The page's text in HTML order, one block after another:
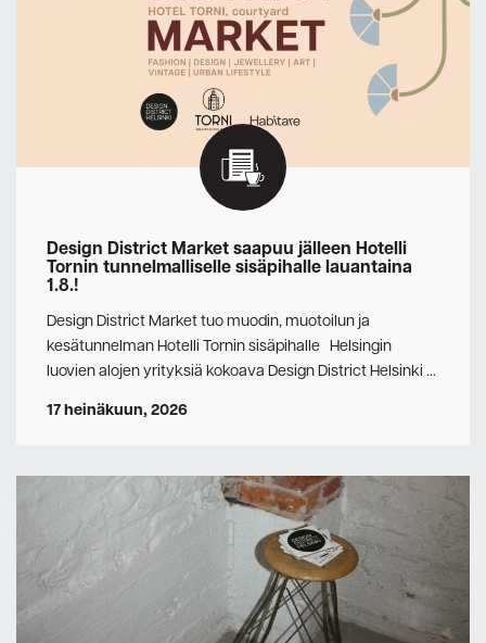
Design District Market saapuu jälleen Hotelli
Tornin tunnelmalliselle sisäpihalle lauantaina
1.8.!
Design District Market tuo muodin, muotoilun ja
kesätunnelman Hotelli Tornin sisäpihalle Helsingin
luovien alojen yrityksiä kokoava Design District Helsinki …
17 heinäkuun, 2026